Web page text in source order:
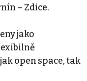
– Zdice.
jako
open space, tak